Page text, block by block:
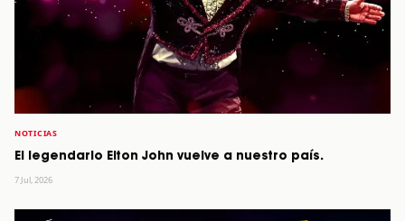
NOTICIAS
El legendario Elton John vuelve a nuestro país.
7 Jul, 2026